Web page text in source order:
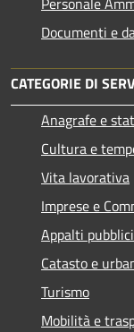
Documenti e
CATEGORIE DI
Anagrafe e
Cultura e
Vita lavorativa
Imprese e
Appalti pubblici
Catasto e
Turismo
Mobilità e